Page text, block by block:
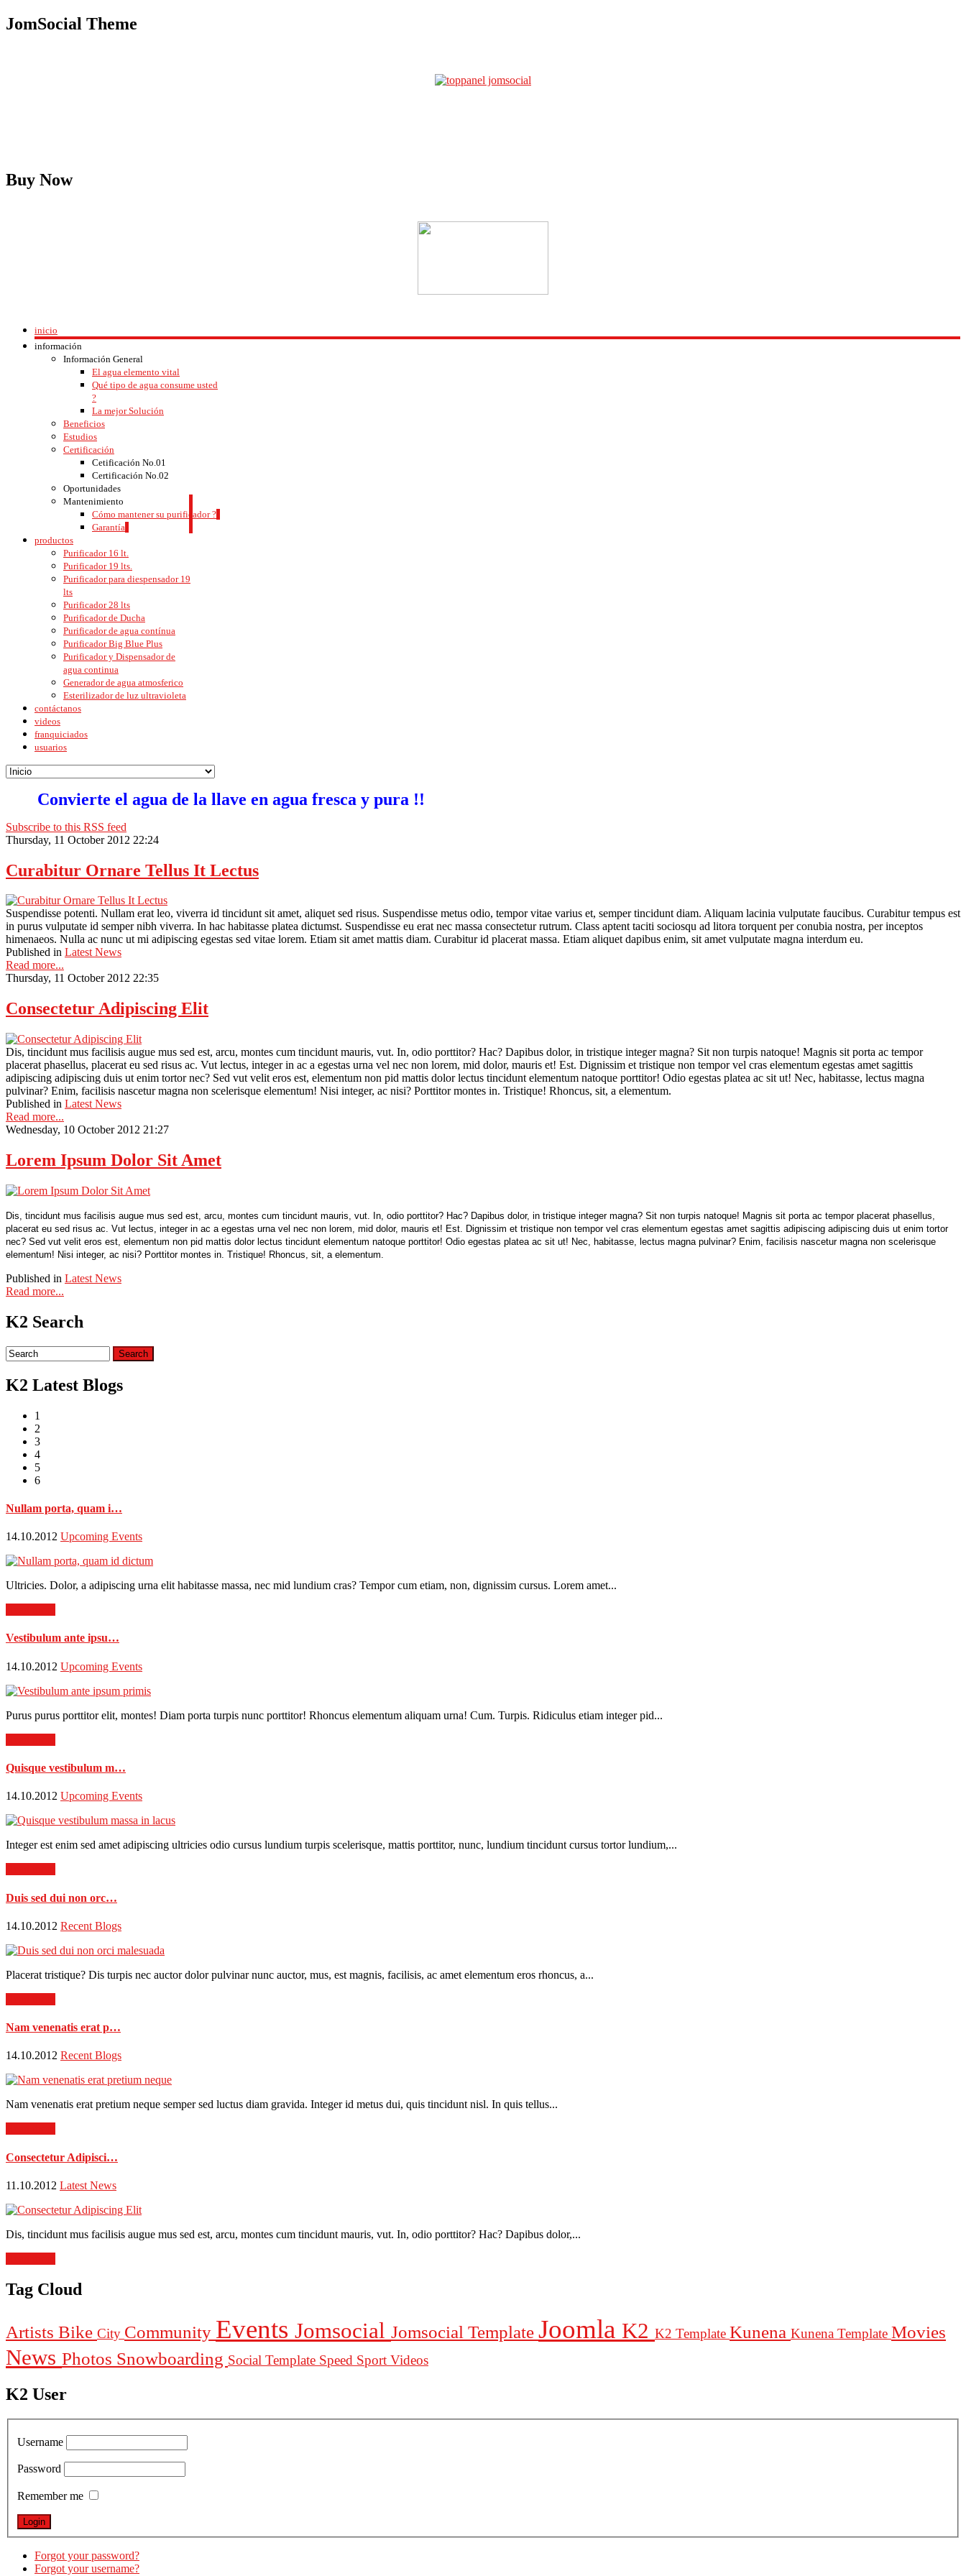
JomSocial Theme
Buy Now
inicio
información
Información General
El agua elemento vital
Qué tipo de agua consume usted
?
La mejor Solución
Beneficios
Estudios
Certificación
Cetificación No.01
Certificación No.02
Oportunidades
Mantenimiento
Cómo mantener su purificador ?
Garantía
productos
Purificador 16 lt.
Purificador 19 lts.
Purificador para diespensador 19
lts
Purificador 28 lts
Purificador de Ducha
Purificador de agua contínua
Purificador Big Blue Plus
Purificador y Dispensador de
agua continua
Generador de agua atmosferico
Esterilizador de luz ultravioleta
contáctanos
videos
franquiciados
usuarios
Convierte el agua de la llave en agua fresca y pura !!
Subscribe to this RSS feed
Thursday, 11 October 2012 22:24
Curabitur Ornare Tellus It Lectus
Suspendisse potenti. Nullam erat leo, viverra id tincidunt sit amet, aliquet sed risus. Suspendisse metus odio, tempor vitae varius et, semper tincidunt diam. Aliquam lacinia vulputate faucibus. Curabitur tempus est
in purus vulputate id semper nibh viverra. In hac habitasse platea dictumst. Suspendisse eu erat nec massa consectetur rutrum. Class aptent taciti sociosqu ad litora torquent per conubia nostra, per inceptos
himenaeos. Nulla ac nunc ut mi adipiscing egestas sed vitae lorem. Etiam sit amet mattis diam. Curabitur id placerat massa. Etiam aliquet dapibus enim, sit amet vulputate magna interdum eu.
Published in Latest News
Read more...
Thursday, 11 October 2012 22:35
Consectetur Adipiscing Elit
Dis, tincidunt mus facilisis augue mus sed est, arcu, montes cum tincidunt mauris, vut. In, odio porttitor? Hac? Dapibus dolor, in tristique integer magna? Sit non turpis natoque! Magnis sit porta ac tempor
placerat phasellus, placerat eu sed risus ac. Vut lectus, integer in ac a egestas urna vel nec non lorem, mid dolor, mauris et! Est. Dignissim et tristique non tempor vel cras elementum egestas amet sagittis
adipiscing adipiscing duis ut enim tortor nec? Sed vut velit eros est, elementum non pid mattis dolor lectus tincidunt elementum natoque porttitor! Odio egestas platea ac sit ut! Nec, habitasse, lectus magna
pulvinar? Enim, facilisis nascetur magna non scelerisque elementum! Nisi integer, ac nisi? Porttitor montes in. Tristique! Rhoncus, sit, a elementum.
Published in Latest News
Read more...
Wednesday, 10 October 2012 21:27
Lorem Ipsum Dolor Sit Amet
Dis, tincidunt mus facilisis augue mus sed est, arcu, montes cum tincidunt mauris, vut. In, odio porttitor? Hac? Dapibus dolor, in tristique integer magna? Sit non turpis natoque! Magnis sit porta ac tempor placerat phasellus,
placerat eu sed risus ac. Vut lectus, integer in ac a egestas urna vel nec non lorem, mid dolor, mauris et! Est. Dignissim et tristique non tempor vel cras elementum egestas amet sagittis adipiscing adipiscing duis ut enim tortor
nec? Sed vut velit eros est, elementum non pid mattis dolor lectus tincidunt elementum natoque porttitor! Odio egestas platea ac sit ut! Nec, habitasse, lectus magna pulvinar? Enim, facilisis nascetur magna non scelerisque
elementum! Nisi integer, ac nisi? Porttitor montes in. Tristique! Rhoncus, sit, a elementum.
Published in Latest News
Read more...
K2 Search
K2 Latest Blogs
1
2
3
4
5
6
Nullam porta, quam i…
14.10.2012 Upcoming Events
Ultricies. Dolor, a adipiscing urna elit habitasse massa, nec mid lundium cras? Tempor cum etiam, non, dignissim cursus. Lorem amet...
Vestibulum ante ipsu…
14.10.2012 Upcoming Events
Purus purus porttitor elit, montes! Diam porta turpis nunc porttitor! Rhoncus elementum aliquam urna! Cum. Turpis. Ridiculus etiam integer pid...
Quisque vestibulum m…
14.10.2012 Upcoming Events
Integer est enim sed amet adipiscing ultricies odio cursus lundium turpis scelerisque, mattis porttitor, nunc, lundium tincidunt cursus tortor lundium,...
Duis sed dui non orc…
14.10.2012 Recent Blogs
Placerat tristique? Dis turpis nec auctor dolor pulvinar nunc auctor, mus, est magnis, facilisis, ac amet elementum eros rhoncus, a...
Nam venenatis erat p…
14.10.2012 Recent Blogs
Nam venenatis erat pretium neque semper sed luctus diam gravida. Integer id metus dui, quis tincidunt nisl. In quis tellus...
Consectetur Adipisci…
11.10.2012 Latest News
Dis, tincidunt mus facilisis augue mus sed est, arcu, montes cum tincidunt mauris, vut. In, odio porttitor? Hac? Dapibus dolor,...
Tag Cloud
Artists Bike City Community Events Jomsocial Jomsocial Template Joomla K2 K2 Template Kunena Kunena Template Movies
News Photos Snowboarding Social Template Speed Sport Videos
K2 User
Username
Password
Remember me
Forgot your password?
Forgot your username?